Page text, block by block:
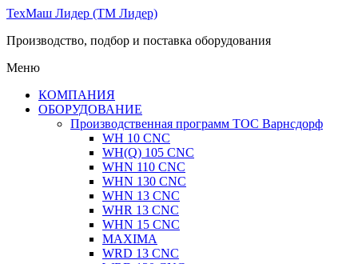
ТехМаш Лидер (ТМ Лидер)
Производство, подбор и поставка оборудования
Меню
КОМПАНИЯ
ОБОРУДОВАНИЕ
Производственная программ ТОС Варнсдорф
WH 10 CNC
WH(Q) 105 CNC
WHN 110 CNC
WHN 130 CNC
WHN 13 CNC
WHR 13 CNC
WHN 15 CNC
MAXIMA
WRD 13 CNC